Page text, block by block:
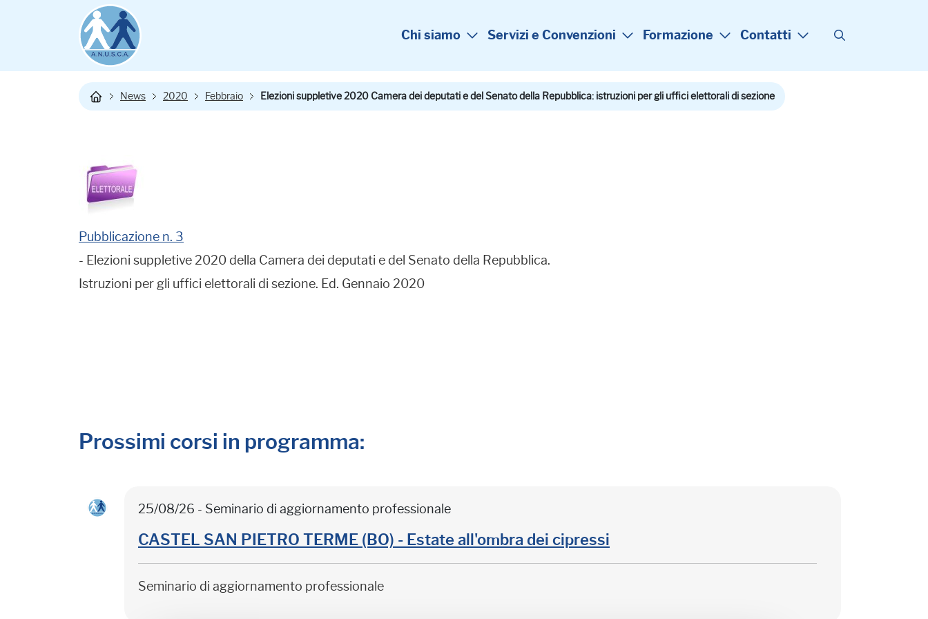
Chi siamo Servizi e Convenzioni Formazione Contatti
News 2020 Febbraio Elezioni suppletive 2020 Camera dei deputati e del Senato della Repubblica: istruzioni per gli uffici elettorali di sezione
Pubblicazione n. 3
- Elezioni suppletive 2020 della Camera dei deputati e del Senato della Repubblica.
Istruzioni per gli uffici elettorali di sezione. Ed. Gennaio 2020
Prossimi corsi in programma:
25/08/26 - Seminario di aggiornamento professionale
CASTEL SAN PIETRO TERME (BO) - Estate all'ombra dei cipressi
Seminario di aggiornamento professionale